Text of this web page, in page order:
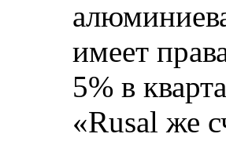
имеет
5% в
«Rusal же